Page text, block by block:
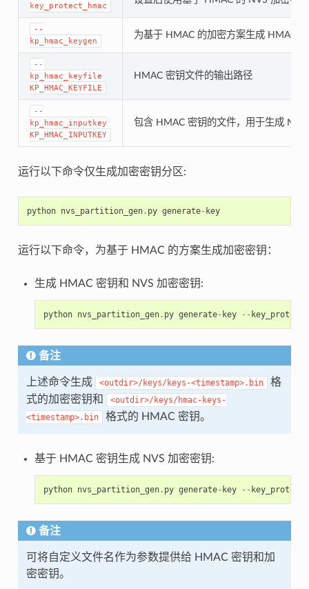
key_protect_hmac
--
kp_hmac_keygen
为基于 HMAC 的加密方案生成 HMAC
--
kp_hmac_keyfile
KP_HMAC_KEYFILE
HMAC 密钥文件的输出路径
--
kp_hmac_inputkey
KP_HMAC_INPUTKEY
包含 HMAC 密钥的文件，用于生成 NVS
运行以下命令仅生成加密密钥分区:
python nvs_partition_gen. py generate- key
运行以下命令，为基于 HMAC 的方案生成加密密钥：
生成 HMAC 密钥和 NVS 加密密钥:
python nvs_partition_gen. py generate- key --
备注
上述命令生成 <outdir>/keys/keys-<timestamp>.bin
格
式的加密密钥和
<outdir>/keys/hmac-keys-
<timestamp>.bin
格式的 HMAC 密钥。
基于 HMAC 密钥生成 NVS 加密密钥:
python nvs_partition_gen. py generate- key --
备注
可将自定义文件名作为参数提供给 HMAC 密钥和加
密密钥。